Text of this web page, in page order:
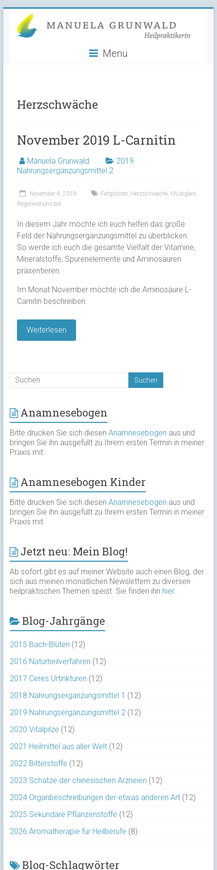
content
Manuela
Grunwald
Menü
Herzschwäche
November 2019 L-Carnitin
Manuela Grunwald
2019
Nahrungsergänzungsmittel 2
November 4, 2019 Fettpolster, Herzschwäche, Müdigkeit
Regenerationszeit
In diesem Jahr möchte ich euch helfen das große
Feld der Nahrungsergänzungsmittel zu überblicken.
So werde ich euch die gesamte Vielfalt der Vitamine,
Mineralstoffe, Spurenelemente und Aminosäuren
präsentieren.
Im Monat November möchte ich die Aminosäure L-
Carnitin beschreiben.
Weiterlesen
Anamnesebogen
Bitte drucken Sie sich diesen Anamnesebogen aus und
bringen Sie ihn ausgefüllt zu Ihrem ersten Termin in meiner
Praxis mit.
Anamnesebogen Kinder
Bitte drucken Sie sich diesen Anamnesebogen aus und
bringen Sie ihn ausgefüllt zu Ihrem ersten Termin in meiner
Praxis mit.
Jetzt neu: Mein Blog!
Ab sofort gibt es auf meiner Website auch einen Blog, der
sich aus meinen monatlichen Newslettern zu diversen
heilpraktischen Themen speist. Sie finden ihn hier.
Blog-Jahrgänge
2015 Bach-Blüten (12)
2016 Naturheilverfahren (12)
2017 Ceres Urtinkturen (12)
2018 Nahrungsergänzungsmittel 1 (12)
2019 Nahrungsergänzungsmittel 2 (12)
2020 Vitalpilze (12)
2021 Heilmittel aus aller Welt(12)
2022 Bitterstoffe (12)
2023 Schätze der chinesischen Arzneien (12)
2024 Organbeschreibungen der etwas anderen Art(12)
2025 Sekundäre Pflanzenstoffe (12)
2026 Aromatherapie für Heilberufe (8)
Blog-Schlagwörter